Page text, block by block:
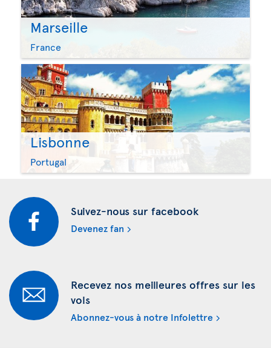
Marseille
France
Lisbonne
Portugal
Suivez-nous sur facebook
Devenez fan
Recevez nos meilleures offres sur les
vols
Abonnez-vous à notre Infolettre